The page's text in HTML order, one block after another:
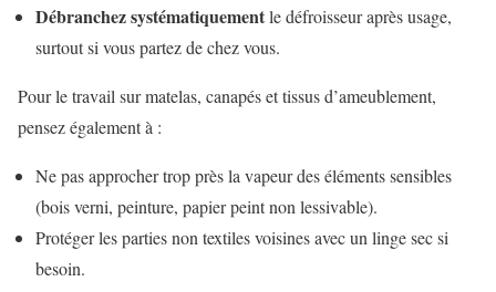
Débranchez systématiquementle défroisseur après usage,
surtout si vous partez de chez vous.
Pour le travail sur matelas, canapés et tissus d’ameublement,
pensez également à :
Ne pas approcher trop près la vapeur des éléments sensibles
(bois verni, peinture, papier peint non lessivable).
Protéger les parties non textiles voisines avec un linge sec si
besoin.